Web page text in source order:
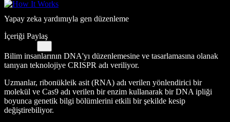
Yapay zeka yardımıyla gen düzenleme
İçeriği Paylaş
Bilim insanlarının DNA'yı düzenlemesine ve tasarlamasına olanak
tanıyan teknolojiye CRISPR adı veriliyor.
Uzmanlar, ribonükleik asit (RNA) adı verilen yönlendirici bir
molekül ve Cas9 adı verilen bir enzim kullanarak bir DNA ipliği
boyunca genetik bilgi bölümlerini etkili bir şekilde kesip
değiştirebiliyor.